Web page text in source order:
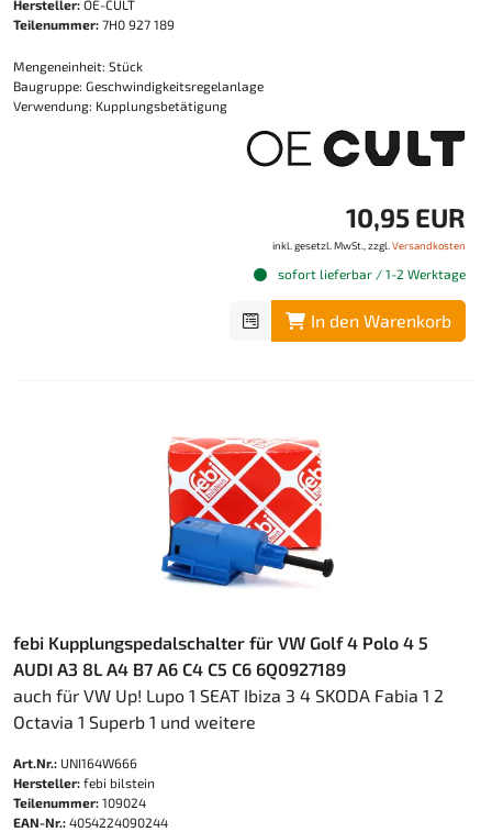
Hersteller: OE-CULT
Teilenummer: 7H0 927 189
Mengeneinheit: Stück
Baugruppe: Geschwindigkeitsregelanlage
Verwendung: Kupplungsbetätigung
10,95 EUR
inkl. gesetzl. MwSt., zzgl. Versandkosten
sofort lieferbar / 1-2 Werktage
In den Warenkorb
febi Kupplungspedalschalter für VW Golf 4 Polo 4 5
AUDI A3 8L A4 B7 A6 C4 C5 C6 6Q0927189
auch für VW Up! Lupo 1 SEAT Ibiza 3 4 SKODA Fabia 1 2
Octavia 1 Superb 1 und weitere
Art.Nr.: UNI164W666
Hersteller: febi bilstein
Teilenummer: 109024
EAN-Nr.: 4054224090244